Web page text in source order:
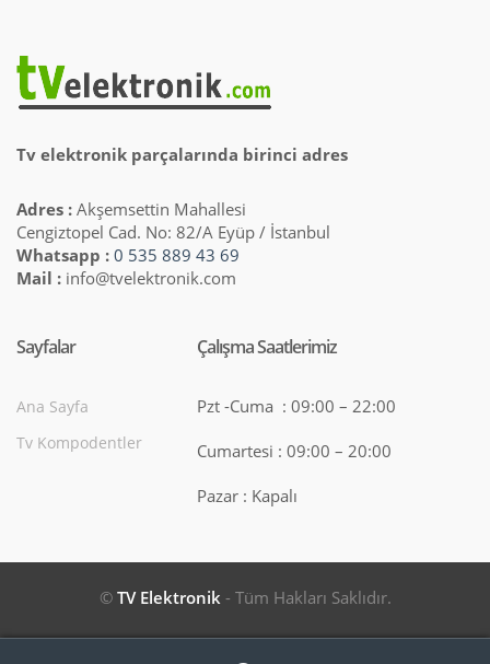
Tv elektronik parçalarında birinci adres
Adres : Akşemsettin Mahallesi
Cengiztopel Cad. No: 82/A Eyüp / İstanbul
Whatsapp : 0 535 889 43 69
Mail : info@tvelektronik.com
Sayfalar
Ana Sayfa
Tv Kompodentler
Çalışma Saatlerimiz
Pzt -Cuma : 09:00 – 22:00
Cumartesi : 09:00 – 20:00
Pazar : Kapalı
© TV Elektronik- Tüm Hakları Saklıdır.